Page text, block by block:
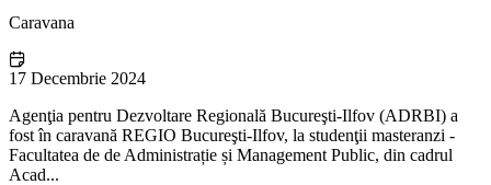
Caravana
17 Decembrie 2024
Agenţia pentru Dezvoltare Regională Bucureşti-Ilfov (ADRBI) a
fost în caravană REGIO Bucureşti-Ilfov, la studenţii masteranzi -
Facultatea de de Administrație și Management Public​, din cadrul
Acad...